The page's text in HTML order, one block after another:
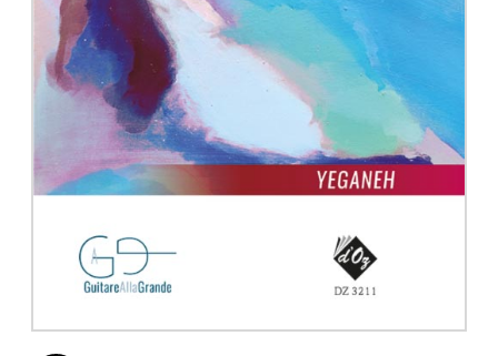
AUTRES PRODUITS